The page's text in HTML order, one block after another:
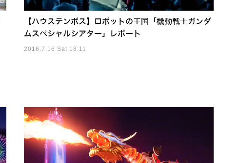
【ハウステンボス】ロボットの王国「機動戦士ガンダ
ムスペシャルシアター」レポート
2016.7.16 Sat 18:11